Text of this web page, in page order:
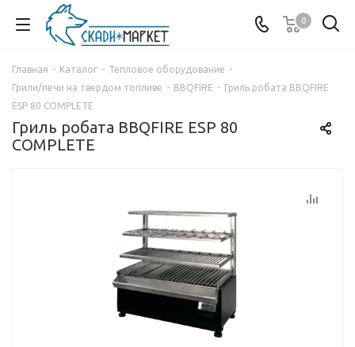
0
Главная - Каталог - Тепловое оборудование -
Грили/печи на твердом топливе - BBQFIRE - Гриль робата BBQFIRE
ESP 80 COMPLETE
Гриль робата BBQFIRE ESP 80
COMPLETE